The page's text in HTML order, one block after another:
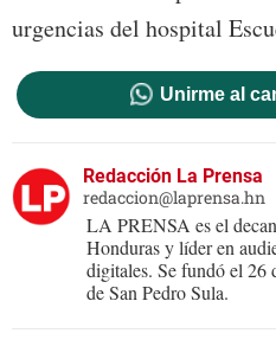
urgencias del hospital
Unirme al
Redacción La Prensa
redaccion@laprensa.hn
LA PRENSA es el
Honduras y líder en
digitales. Se fundó el 26
de San Pedro Sula.